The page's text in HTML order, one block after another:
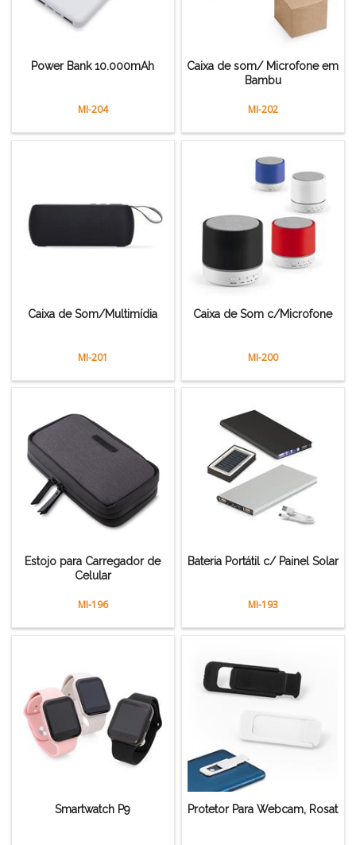
Power Bank 10.000mAh
MI-204
Caixa de som/ Microfone em
Bambu
MI-202
Caixa de Som/Multimídia
MI-201
Caixa de Som c/Microfone
MI-200
Estojo para Carregador de
Celular
MI-196
Bateria Portátil c/ Painel Solar
MI-193
Smartwatch P9 Protetor Para Webcam, Rosat